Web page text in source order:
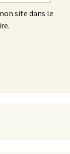
site dans le